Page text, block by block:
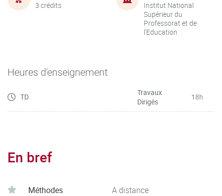
3 crédits
Institut National
Supérieur du
Professorat et de
l'Education
Heures d'enseignement
TD
Travaux
Dirigés
18h
En bref
Méthodes
A distance